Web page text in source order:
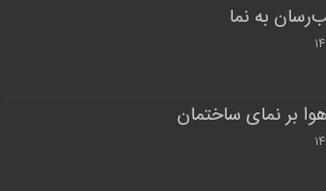
به نما
بر نمای ساختمان